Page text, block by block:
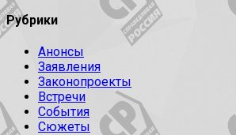
Рубрики
Анонсы
Заявления
Законопроекты
Встречи
События
Сюжеты